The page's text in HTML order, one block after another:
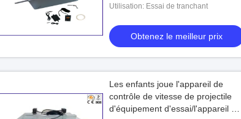
jouets
Utilisation: Essai de tranchant
Obtenez le meilleur prix
Les enfants joue l'appareil de
contrôle de vitesse de projectile
d'équipement d'essai/l'appareil de